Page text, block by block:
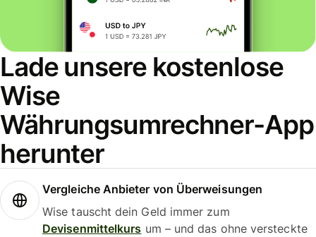
Lade unsere kostenlose
Wise
Währungsumrechner-App
herunter
Vergleiche Anbieter von Überweisungen
Wise tauscht dein Geld immer zum
Devisenmittelkurs um – und das ohne versteckte